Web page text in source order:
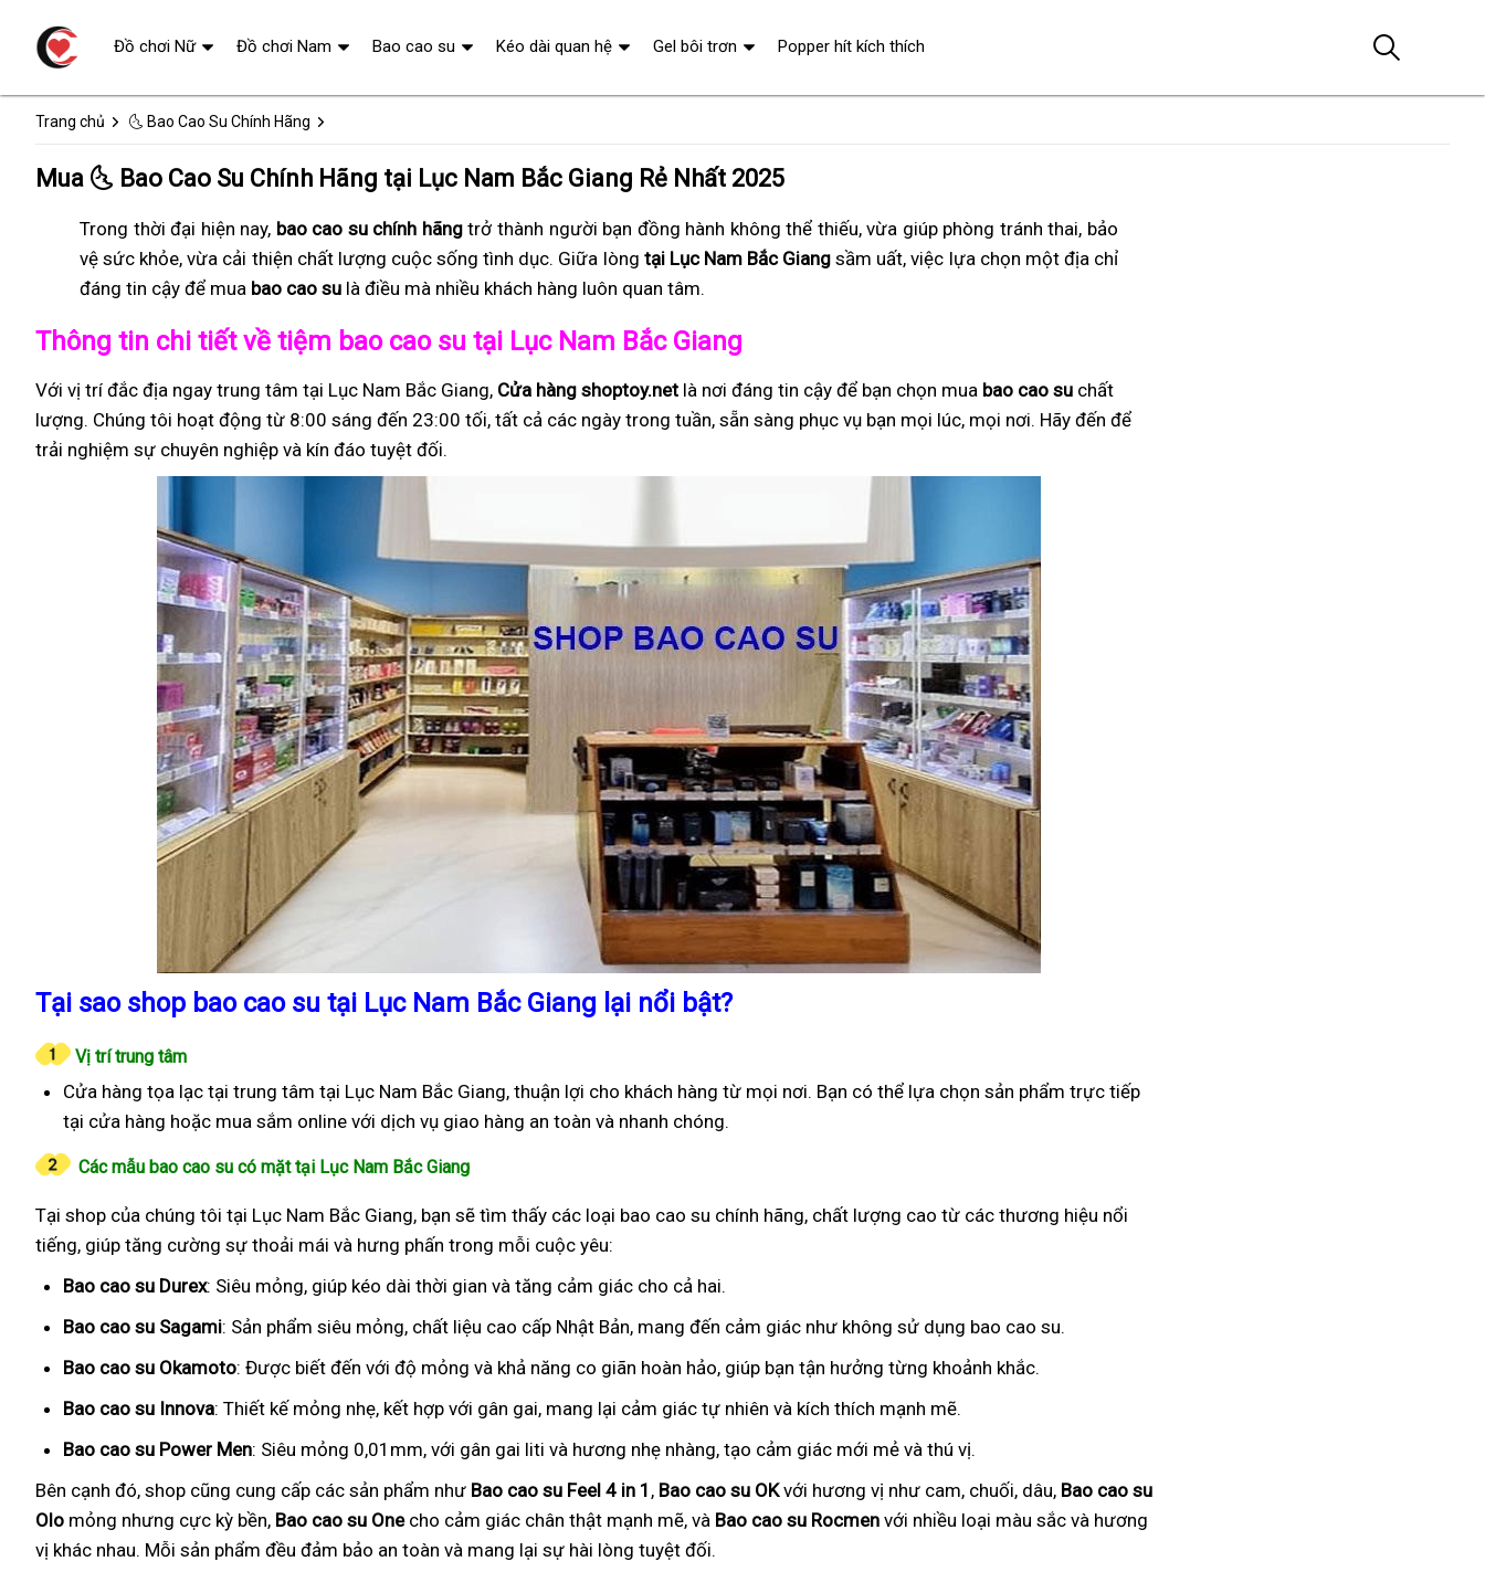
Trang chủ 🌜 Bao Cao Su Chính Hãng
Mua 🌜 Bao Cao Su Chính Hãng tại Lục Nam Bắc Giang Rẻ Nhất 2025
Trong thời đại hiện nay, bao cao su chính hãngtrở thành người bạn đồng hành không thể thiếu, vừa giúp phòng tránh thai, bảo
vệ sức khỏe, vừa cải thiện chất lượng cuộc sống tình dục. Giữa lòng tại Lục Nam Bắc Giang sầm uất, việc lựa chọn một địa chỉ
đáng tin cậy để mua bao cao su là điều mà nhiều khách hàng luôn quan tâm.
Thông tin chi tiết về tiệm bao cao su tại Lục Nam Bắc Giang
Với vị trí đắc địa ngay trung tâm tại Lục Nam Bắc Giang, Cửa hàng shoptoy.net là nơi đáng tin cậy để bạn chọn mua bao cao su chất
lượng. Chúng tôi hoạt động từ 8:00 sáng đến 23:00 tối, tất cả các ngày trong tuần, sẵn sàng phục vụ bạn mọi lúc, mọi nơi. Hãy đến để
trải nghiệm sự chuyên nghiệp và kín đáo tuyệt đối.
Tại sao shop bao cao su tại Lục Nam Bắc Giang lại nổi bật?
Vị trí trung tâm
Cửa hàng tọa lạc tại trung tâm tại Lục Nam Bắc Giang, thuận lợi cho khách hàng từ mọi nơi. Bạn có thể lựa chọn sản phẩm trực tiếp
tại cửa hàng hoặc mua sắm online với dịch vụ giao hàng an toàn và nhanh chóng.
Các mẫu bao cao su có mặt tại Lục Nam Bắc Giang
Tại shop của chúng tôi tại Lục Nam Bắc Giang, bạn sẽ tìm thấy các loại bao cao su chính hãng, chất lượng cao từ các thương hiệu nổi
tiếng, giúp tăng cường sự thoải mái và hưng phấn trong mỗi cuộc yêu:
Bao cao su Durex: Siêu mỏng, giúp kéo dài thời gian và tăng cảm giác cho cả hai.
Bao cao su Sagami: Sản phẩm siêu mỏng, chất liệu cao cấp Nhật Bản, mang đến cảm giác như không sử dụng bao cao su.
Bao cao su Okamoto: Được biết đến với độ mỏng và khả năng co giãn hoàn hảo, giúp bạn tận hưởng từng khoảnh khắc.
Bao cao su Innova: Thiết kế mỏng nhẹ, kết hợp với gân gai, mang lại cảm giác tự nhiên và kích thích mạnh mẽ.
Bao cao su Power Men: Siêu mỏng 0,01mm, với gân gai liti và hương nhẹ nhàng, tạo cảm giác mới mẻ và thú vị.
Bên cạnh đó, shop cũng cung cấp các sản phẩm như Bao cao su Feel 4 in 1 , Bao cao su OKvới hương vị như cam, chuối, dâu, Bao cao su
Olo mỏng nhưng cực kỳ bền, Bao cao su Onecho cảm giác chân thật mạnh mẽ, và Bao cao su Rocmen với nhiều loại màu sắc và hương
vị khác nhau. Mỗi sản phẩm đều đảm bảo an toàn và mang lại sự hài lòng tuyệt đối.
Đồ chơi Nữ Đồ chơi Nam Bao cao su Kéo dài quan hệ Gel bôi trơn Popper hít kích thích